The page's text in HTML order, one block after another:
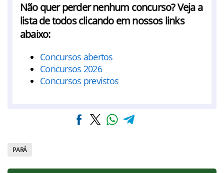
Não quer perder nenhum concurso? Veja a
lista de todos clicando em nossos links
abaixo:
Concursos abertos
Concursos 2026
Concursos previstos
PARÁ